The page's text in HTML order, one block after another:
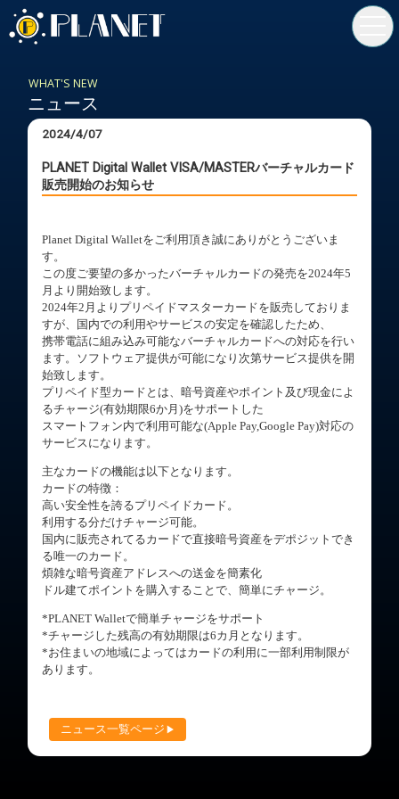
WHAT'S NEW
ニュース
2024/4/07
PLANET Digital Wallet VISA/MASTERバーチャルカード
販売開始のお知らせ
Planet Digital Walletをご利用頂き誠にありがとうございま
す。
この度ご要望の多かったバーチャルカードの発売を2024年5
月より開始致します。
2024年2月よりプリペイドマスターカードを販売しておりま
すが、国内での利用やサービスの安定を確認したため、
携帯電話に組み込み可能なバーチャルカードへの対応を行い
ます。ソフトウェア提供が可能になり次第サービス提供を開
始致します。
プリペイド型カードとは、暗号資産やポイント及び現金によ
るチャージ(有効期限6か月)をサポートした
スマートフォン内で利用可能な(Apple Pay,Google Pay)対応の
サービスになります。
主なカードの機能は以下となります。
カードの特徴：
高い安全性を誇るプリペイドカード。
利用する分だけチャージ可能。
国内に販売されてるカードで直接暗号資産をデポジットでき
る唯一のカード。
煩雑な暗号資産アドレスへの送金を簡素化
ドル建てポイントを購入することで、簡単にチャージ。
*PLANET Walletで簡単チャージをサポート
*チャージした残高の有効期限は6カ月となります。
*お住まいの地域によってはカードの利用に一部利用制限が
あります。
ニュース一覧ページ